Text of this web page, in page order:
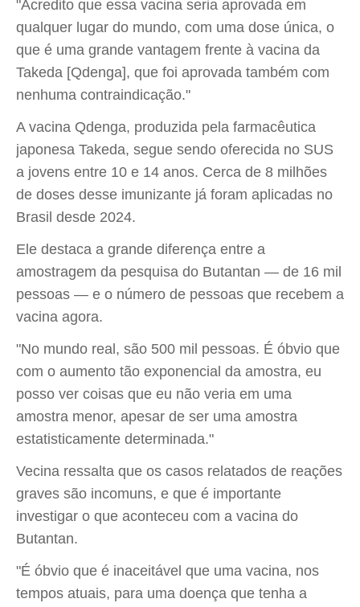
"Acredito que essa vacina seria aprovada em
qualquer lugar do mundo, com uma dose única, o
que é uma grande vantagem frente à vacina da
Takeda [Qdenga], que foi aprovada também com
nenhuma contraindicação."
A vacina Qdenga, produzida pela farmacêutica
japonesa Takeda, segue sendo oferecida no SUS
a jovens entre 10 e 14 anos. Cerca de 8 milhões
de doses desse imunizante já foram aplicadas no
Brasil desde 2024.
Ele destaca a grande diferença entre a
amostragem da pesquisa do Butantan — de 16 mil
pessoas — e o número de pessoas que recebem a
vacina agora.
"No mundo real, são 500 mil pessoas. É óbvio que
com o aumento tão exponencial da amostra, eu
posso ver coisas que eu não veria em uma
amostra menor, apesar de ser uma amostra
estatisticamente determinada."
Vecina ressalta que os casos relatados de reações
graves são incomuns, e que é importante
investigar o que aconteceu com a vacina do
Butantan.
"É óbvio que é inaceitável que uma vacina, nos
tempos atuais, para uma doença que tenha a